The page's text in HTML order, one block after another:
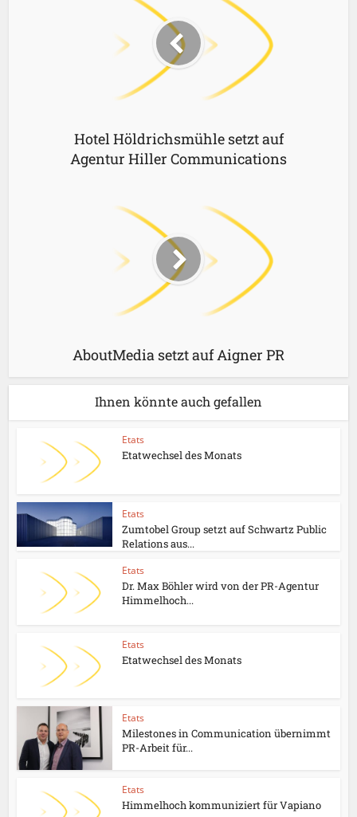
Hotel Höldrichsmühle setzt auf
Agentur Hiller Communications
AboutMedia setzt auf Aigner PR
Ihnen könnte auch gefallen
Etats
Etatwechsel des Monats
Etats
Zumtobel Group setzt auf Schwartz Public
Relations aus...
Etats
Dr. Max Böhler wird von der PR-Agentur
Himmelhoch...
Etats
Etatwechsel des Monats
Etats
Milestones in Communication übernimmt
PR-Arbeit für...
Etats
Himmelhoch kommuniziert für Vapiano